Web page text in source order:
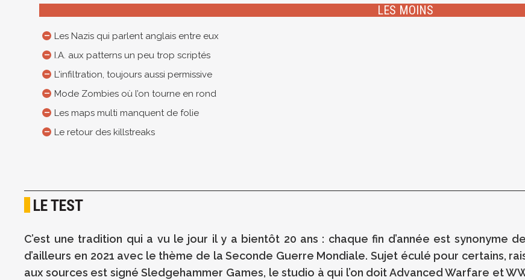
LES MOINS
Les Nazis qui parlent anglais entre eux
I.A. aux patterns un peu trop scriptés
L'infiltration, toujours aussi permissive
Mode Zombies où l’on tourne en rond
Les maps multi manquent de folie
Le retour des killstreaks
LE TEST
C’est une tradition qui a vu le jour il y a bientôt 20 ans : chaque fin d’année est synonyme
d’ailleurs en 2021 avec le thème de la Seconde Guerre Mondiale. Sujet éculé pour certains,
aux sources est signé Sledgehammer Games, le studio à qui l’on doit Advanced Warfare et